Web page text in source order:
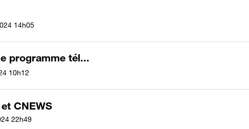
14h05
programme tél...
10h12
CNEWS
22h49